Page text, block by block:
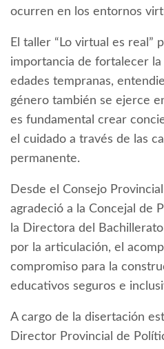
ocurren en los entornos
El taller “Lo virtual es real”
importancia de fortalecer
edades tempranas,
género también se ejerce
es fundamental crear
el cuidado a través de las
permanente.
Desde el Consejo
agradeció a la Concejal de
la Directora del
por la articulación, el
compromiso para la
educativos seguros e
A cargo de la disertación
Director Provincial de